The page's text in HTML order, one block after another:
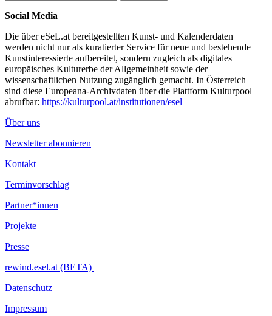
Social Media
Die über eSeL.at bereitgestellten Kunst- und Kalenderdaten
werden nicht nur als kuratierter Service für neue und bestehende
Kunstinteressierte aufbereitet, sondern zugleich als digitales
europäisches Kulturerbe der Allgemeinheit sowie der
wissenschaftlichen Nutzung zugänglich gemacht. In Österreich
sind diese Europeana-Archivdaten über die Plattform Kulturpool
abrufbar: https://kulturpool.at/institutionen/esel
Über uns
Newsletter abonnieren
Kontakt
Terminvorschlag
Partner*innen
Projekte
Presse
rewind.esel.at (BETA)
Datenschutz
Impressum